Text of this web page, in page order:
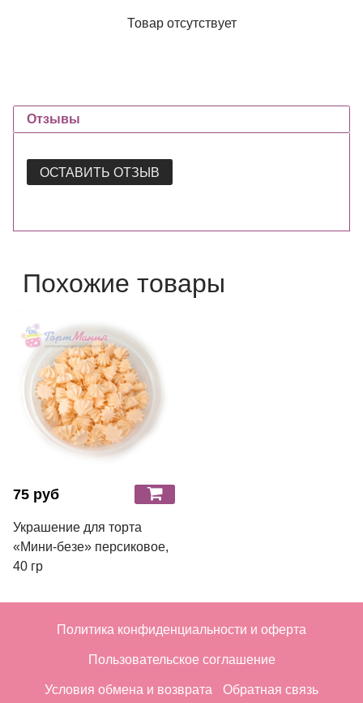
Товар отсутствует
Отзывы
ОСТАВИТЬ ОТЗЫВ
Похожие товары
75 руб
Украшение для торта
«Мини-безе» персиковое,
40 гр
Политика конфиденциальности и оферта
Пользовательское соглашение
Условия обмена и возврата Обратная связь